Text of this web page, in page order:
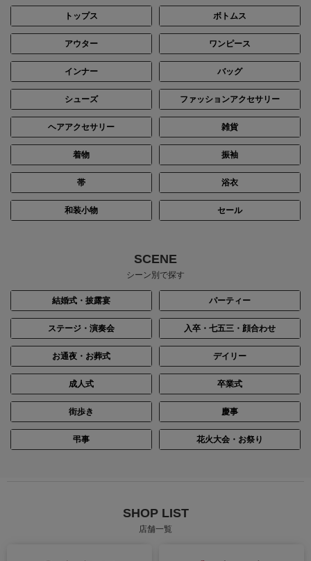
トップス ボトムス
アウター ワンピース
インナー バッグ
シューズ ファッションアクセサリー
ヘアアクセサリー 雑貨
着物 振袖
帯 浴衣
和装小物 セール
SCENE
シーン別で探す
結婚式・披露宴 パーティー
ステージ・演奏会 入卒・七五三・顔合わせ
お通夜・お葬式 デイリー
成人式 卒業式
街歩き 慶事
弔事 花火大会・お祭り
SHOP LIST
店舗一覧